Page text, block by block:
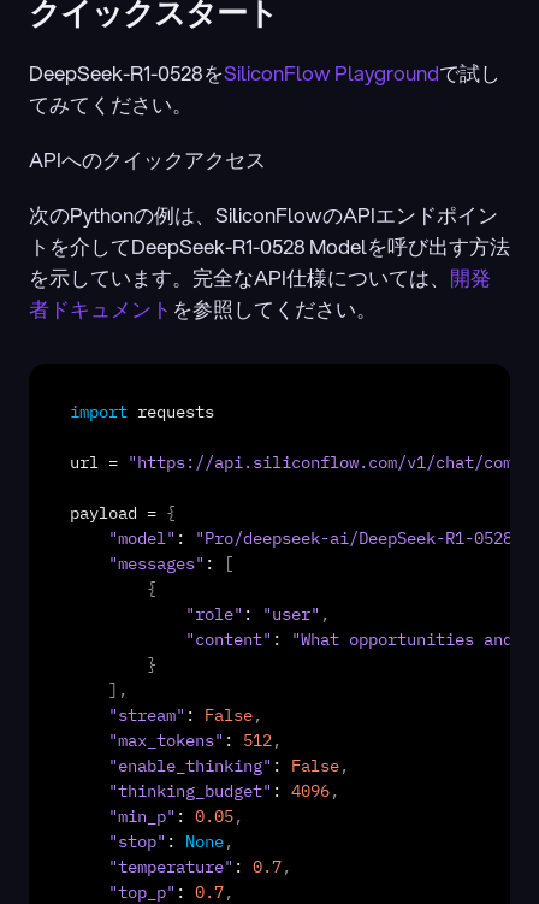
クイックスタート
DeepSeek-R1-0528をSiliconFlow Playgroundで試し
てみてください。
APIへのクイックアクセス
次のPythonの例は、SiliconFlowのAPIエンドポイン
トを介してDeepSeek-R1-0528 Modelを呼び出す方法
を示しています。完全なAPI仕様については、 開発
者ドキュメント を参照してください。
import requests
url = "https://api.siliconflow.com/v1/chat/
payload = {
"model" : "Pro/deepseek-ai/DeepSeek-R1-0528"
"messages" :
[
{
"role" : "user" ,
"content" :
"What opportunities and
}
] ,
"stream" : False,
"max_tokens" : 512,
"enable_thinking" : False,
"thinking_budget" : 4096,
"min_p" : 0.05,
"stop" : None,
"temperature" : 0.7,
"top_p" : 0.7,